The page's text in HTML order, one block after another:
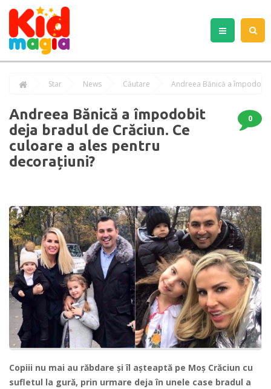
Star News Căutare
Andreea Bănică a împodobit
deja bradul de Crăciun. Ce
culoare a ales pentru
decorațiuni?
0
Copiii nu mai au răbdare și îl așteaptă pe Moș Crăciun cu
sufletul la gură, prin urmare deja în unele case bradul a